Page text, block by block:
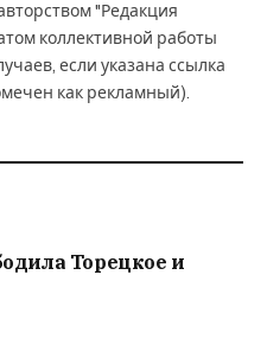
"Редакция
коллективной работы
если указана ссылка
как рекламный).
Торецкое и